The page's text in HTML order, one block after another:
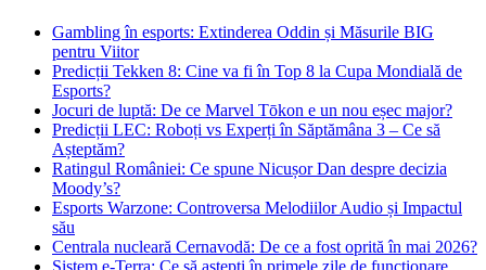
Gambling în esports: Extinderea Oddin și Măsurile BIG
pentru Viitor
Predicții Tekken 8: Cine va fi în Top 8 la Cupa Mondială de
Esports?
Jocuri de luptă: De ce Marvel Tōkon e un nou eșec major?
Predicții LEC: Roboți vs Experți în Săptămâna 3 – Ce să
Așteptăm?
Ratingul României: Ce spune Nicușor Dan despre decizia
Moody’s?
Esports Warzone: Controversa Melodiilor Audio și Impactul
său
Centrala nucleară Cernavodă: De ce a fost oprită în mai 2026?